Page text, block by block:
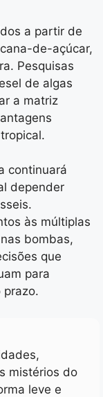
a partir de
de-açúcar,
Pesquisas
de algas
a matriz
continuará
depender
às múltiplas
bombas,
que
para
prazo.
mistérios do
leve e